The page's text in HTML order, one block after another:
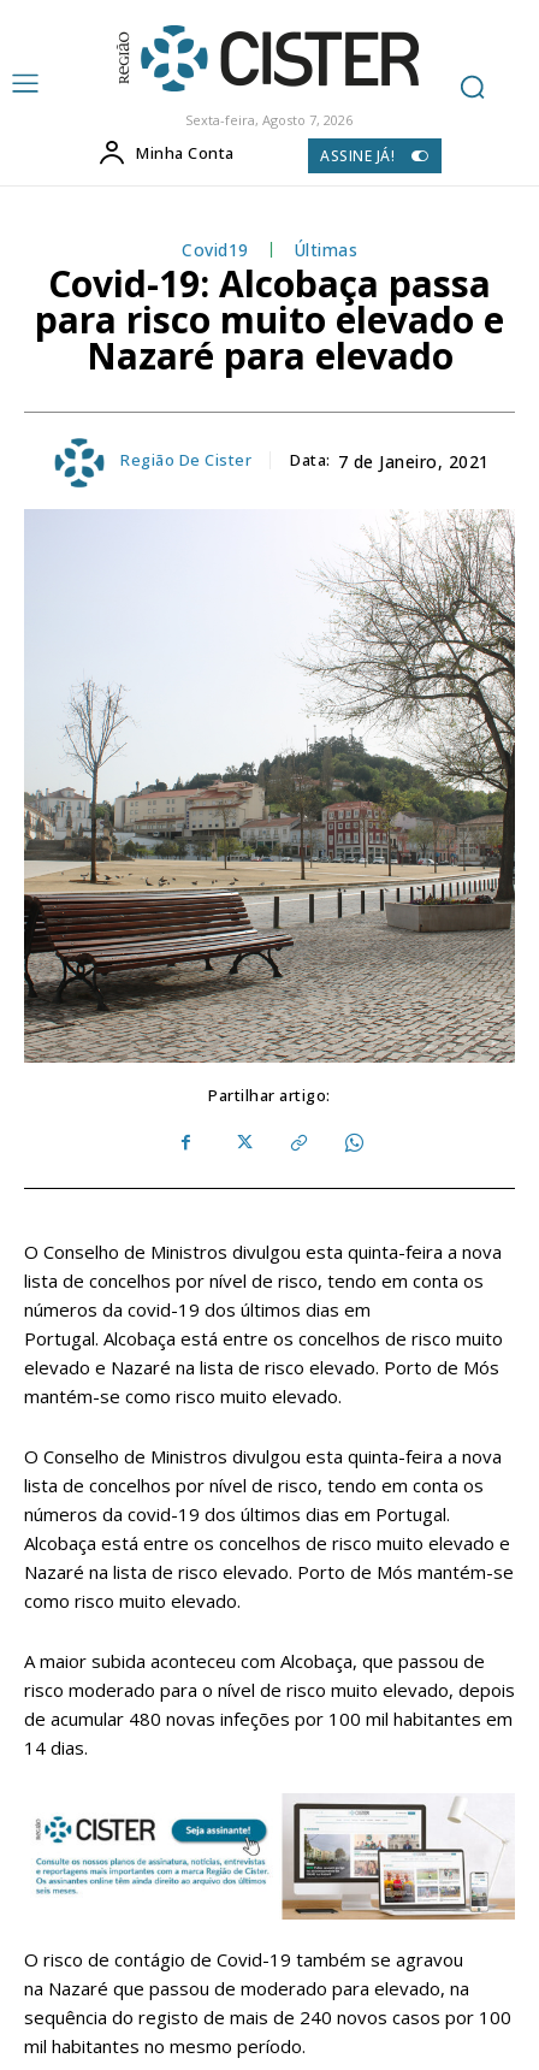
Sexta-feira, Agosto 7, 2026
Minha Conta ASSINE JÁ!
Covid19 Últimas
Covid-19: Alcobaça passa
para risco muito elevado e
Nazaré para elevado
Região De Cister Data: 7 de Janeiro, 2021
Partilhar artigo:
O Conselho de Ministros divulgou esta quinta-feira a nova
lista de concelhos por nível de risco, tendo em conta os
números da covid-19 dos últimos dias em
Portugal. Alcobaça está entre os concelhos de risco muito
elevado e Nazaré na lista de risco elevado. Porto de Mós
mantém-se como risco muito elevado.
O Conselho de Ministros divulgou esta quinta-feira a nova
lista de concelhos por nível de risco, tendo em conta os
números da covid-19 dos últimos dias em Portugal.
Alcobaça está entre os concelhos de risco muito elevado e
Nazaré na lista de risco elevado. Porto de Mós mantém-se
como risco muito elevado.
A maior subida aconteceu com Alcobaça, que passou de
risco moderado para o nível de risco muito elevado, depois
de acumular 480 novas infeções por 100 mil habitantes em
14 dias.
O risco de contágio de Covid-19 também se agravou
na Nazaré que passou de moderado para elevado, na
sequência do registo de mais de 240 novos casos por 100
mil habitantes no mesmo período.